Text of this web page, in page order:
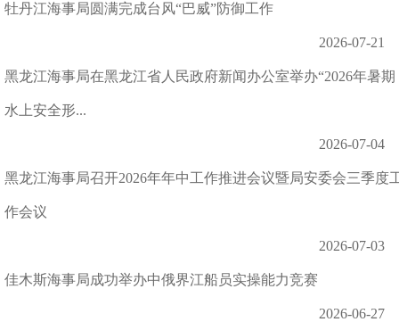
2026-07-21
牡丹江海事局圆满完成台风“巴威”防御工作
2026-07-04
黑龙江海事局在黑龙江省人民政府新闻办公室举办“2026年暑期
水上安全形...
2026-07-03
黑龙江海事局召开2026年年中工作推进会议暨局安委会三季度
作会议
2026-06-27
佳木斯海事局成功举办中俄界江船员实操能力竞赛